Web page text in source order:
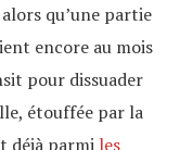
qu’une partie
encore au mois
pour dissuader
étouffée par la
déjà parmi les